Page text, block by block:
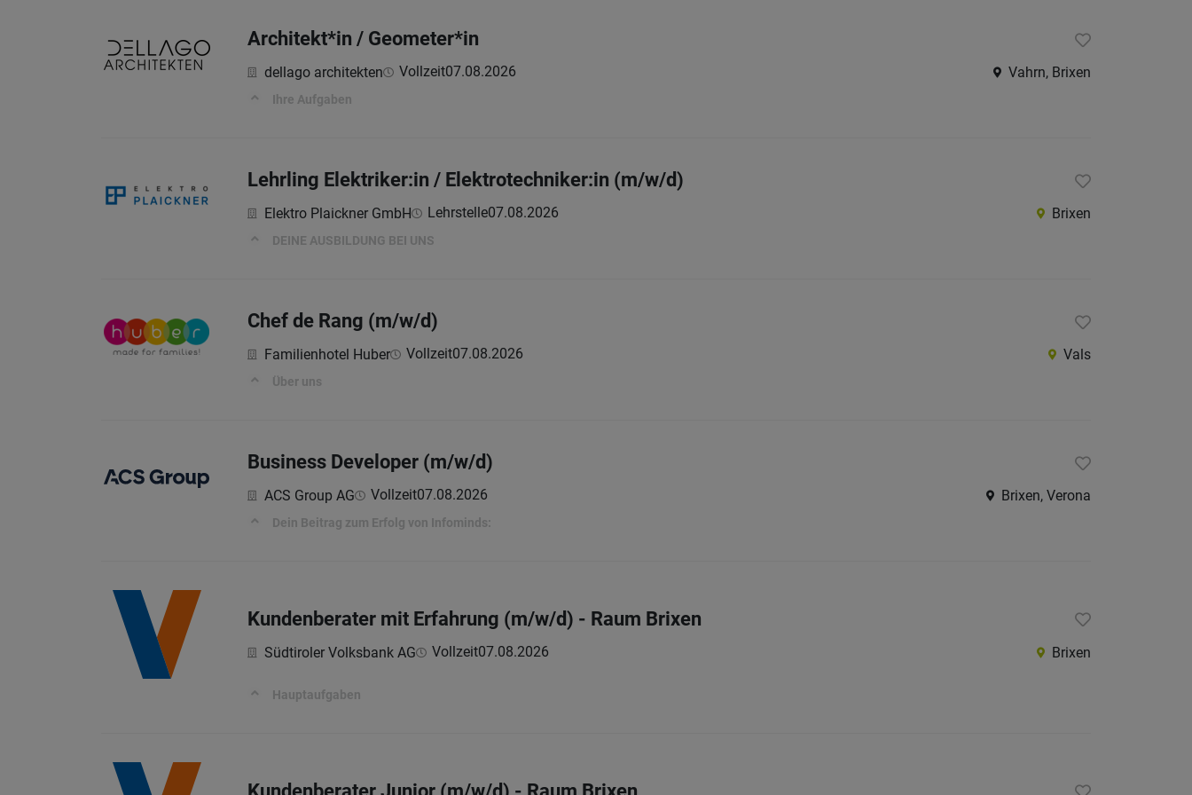
Architekt*in / Geometer*in
dellago architekten Vollzeit07.08.2026 Vahrn, Brixen
Ihre Aufgaben
Lehrling Elektriker:in / Elektrotechniker:in (m/w/d)
Elektro Plaickner GmbH Lehrstelle07.08.2026 Brixen
DEINE AUSBILDUNG BEI UNS
Chef de Rang (m/w/d)
Familienhotel Huber Vollzeit07.08.2026 Vals
Über uns
Business Developer (m/w/d)
ACS Group AG Vollzeit07.08.2026 Brixen, Verona
Dein Beitrag zum Erfolg von Infominds:
Kundenberater mit Erfahrung (m/w/d) - Raum Brixen
Südtiroler Volksbank AG Vollzeit07.08.2026 Brixen
Hauptaufgaben
Kundenberater Junior (m/w/d) - Raum Brixen